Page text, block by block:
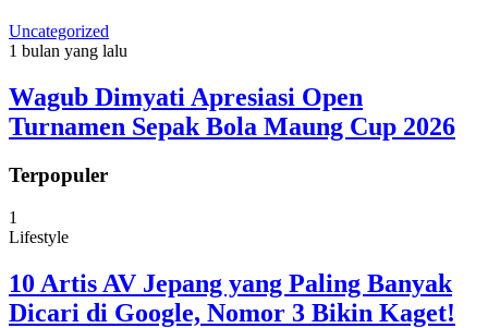
Uncategorized
1 bulan yang lalu
Wagub Dimyati Apresiasi Open
Turnamen Sepak Bola Maung Cup 2026
Terpopuler
1
Lifestyle
10 Artis AV Jepang yang Paling Banyak
Dicari di Google, Nomor 3 Bikin Kaget!